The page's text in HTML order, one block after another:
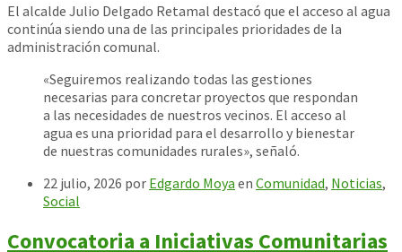
El alcalde Julio Delgado Retamal destacó que el acceso al agua
continúa siendo una de las principales prioridades de la
administración comunal.
«Seguiremos realizando todas las gestiones
necesarias para concretar proyectos que respondan
a las necesidades de nuestros vecinos. El acceso al
agua es una prioridad para el desarrollo y bienestar
de nuestras comunidades rurales», señaló.
22 julio, 2026 por Edgardo Moya en Comunidad, Noticias,
Social
Convocatoria a Iniciativas Comunitarias